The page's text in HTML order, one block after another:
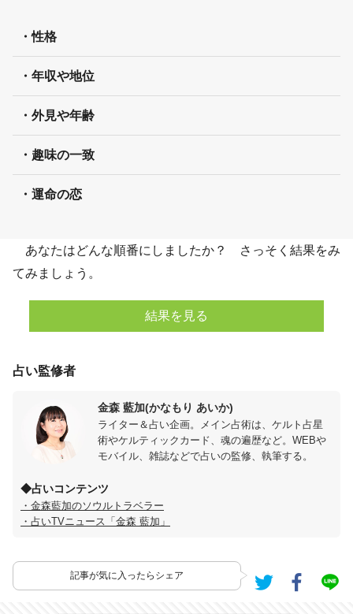
・性格
・年収や地位
・外見や年齢
・趣味の一致
・運命の恋
あなたはどんな順番にしましたか？ さっそく結果をみ
てみましょう。
結果を見る
占い監修者
金森 藍加(かなもり あいか)
ライター＆占い企画。メイン占術は、ケルト占星
術やケルティックカード、魂の遍歴など。WEBや
モバイル、雑誌などで占いの監修、執筆する。
◆占いコンテンツ
・金森藍加のソウルトラベラー
・占いTVニュース「金森 藍加」
記事が気に入ったらシェア